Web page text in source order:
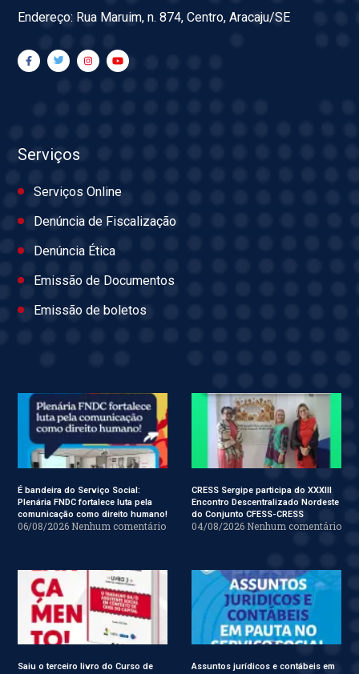
Endereço: Rua Maruim, n. 874, Centro, Aracaju/SE
Serviços
Serviços Online
Denúncia de Fiscalização
Denúncia Ética
Emissão de Documentos
Emissão de boletos
É bandeira do Serviço Social:
Plenária FNDC fortalece luta pela
comunicação como direito humano!
06/08/2026 Nenhum comentário
CRESS Sergipe participa do XXXIII
Encontro Descentralizado Nordeste
do Conjunto CFESS-CRESS
04/08/2026 Nenhum comentário
Saiu o terceiro livro do Curso de
Assuntos jurídicos e contábeis em